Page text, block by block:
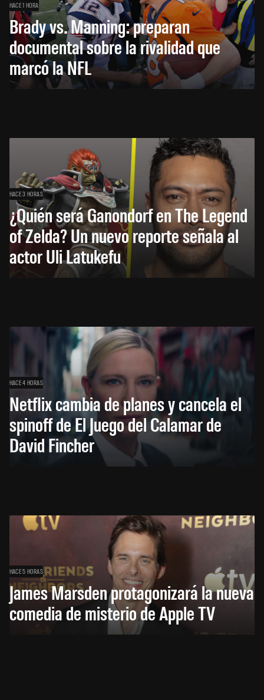
HACE 1 HORA
Brady vs. Manning: preparan
documental sobre la rivalidad que
marcó la NFL
HACE 3 HORAS
¿Quién será Ganondorf en The Legend
of Zelda? Un nuevo reporte señala al
actor Uli Latukefu
HACE 4 HORAS
Netflix cambia de planes y cancela el
spinoff de El Juego del Calamar de
David Fincher
HACE 5 HORAS
James Marsden protagonizará la nueva
comedia de misterio de Apple TV